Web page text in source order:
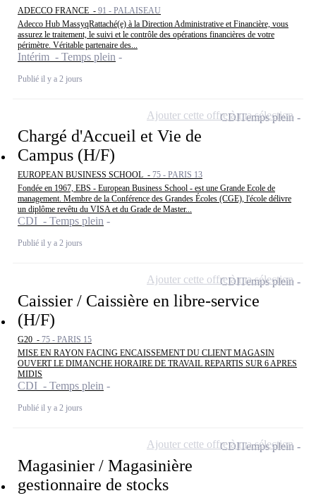
ADECCO FRANCE - 91 - PALAISEAU
Adecco Hub MassyqRattaché(e) à la Direction Administrative et Financière, vous
assurez le traitement, le suivi et le contrôle des opérations financières de votre
périmètre. Véritable partenaire des...
Intérim - Temps plein
Publié il y a 2 jours
Chargé d'Accueil et Vie de
Campus (H/F)
EUROPEAN BUSINESS SCHOOL - 75 - PARIS 13
Fondée en 1967, EBS - European Business School - est une Grande Ecole de
management. Membre de la Conférence des Grandes Écoles (CGE), l'école délivre
un diplôme revêtu du VISA et du Grade de Master...
CDI - Temps plein
Publié il y a 2 jours
CDITemps plein
Ajouter cette offre à ma sélection
Caissier / Caissière en libre-service
(H/F)
G20 - 75 - PARIS 15
MISE EN RAYON FACING ENCAISSEMENT DU CLIENT MAGASIN
OUVERT LE DIMANCHE HORAIRE DE TRAVAIL REPARTIS SUR 6 APRES
MIDIS
CDI - Temps plein
Publié il y a 2 jours
CDITemps plein
Ajouter cette offre à ma sélection
Magasinier / Magasinière
gestionnaire de stocks
CDITemps plein
Ajouter cette offre à ma sélection